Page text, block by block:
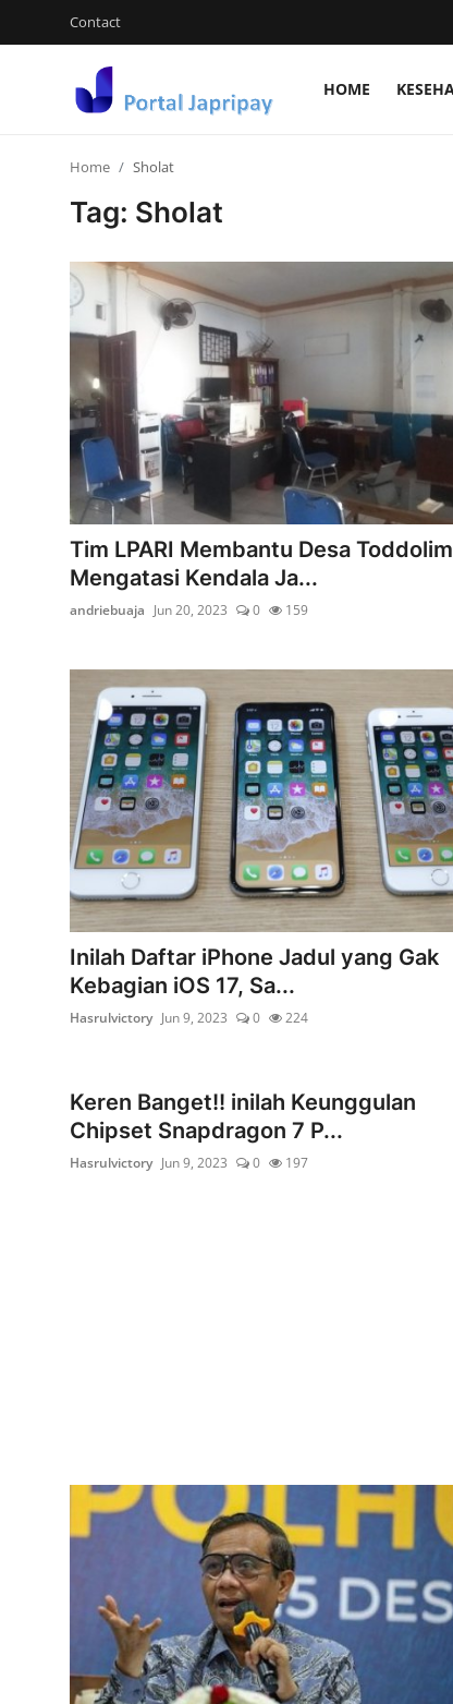
Contact
HOME
Login
Register
Kesehatan Dan keperawatan
Hiburan dan Budaya Populer
Ekonomi dan Keuangan
Tehnology
Video Viral
Cryptocurrency
Tambang
Fashion dan Gaya Hidup
Berita Viral
Inovasi Transportasi dan Mobilitas
Pendidikan dan Pengembangan Karir
Gallery
Politik dan Pemerintahan
Pandemi COVID-19
Industri Gadget dan Elektronik
Konsumen
Home Sholat
Tag: Sholat
Tim LPARI Membantu Desa
Mengatasi Kendala Ja...
andriebuaja Jun 20, 2023 0 159
Inilah Daftar iPhone Jadul yang Gak
Kebagian iOS 17, Sa...
Hasrulvictory Jun 9, 2023 0 224
Keren Banget!! inilah Keunggulan
Chipset Snapdragon 7 P...
Hasrulvictory Jun 9, 2023 0 197